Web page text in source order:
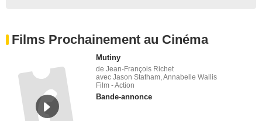
Films Prochainement au Cinéma
Mutiny
de Jean-François Richet
avec Jason Statham, Annabelle Wallis
Film - Action
Bande-annonce